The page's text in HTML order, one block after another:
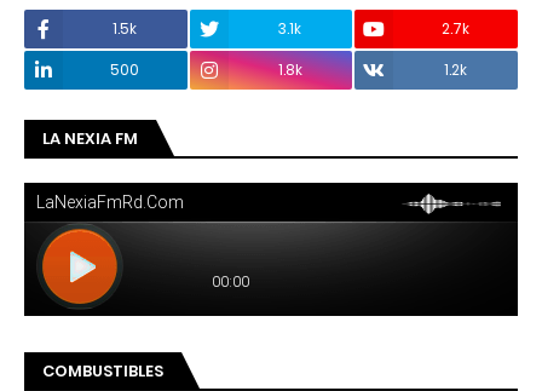
1.5k 3.1k
2.7k
500
1.8k 1.2k
LA NEXIA FM
COMBUSTIBLES